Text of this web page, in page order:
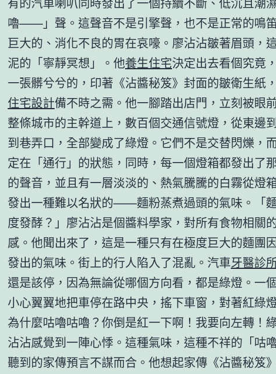
嚕——」聲。這聲音不是引擎聲，也不是正常的鳴
巨大的、消化不良的胃在哀嚎。廖沾沾皺著眉頭，
泥的「寧靜冥想」。他養生住宅決定出去看個究竟
一張髒兮兮的，印著《沾醬秘笈》封面的皺衛生紙
住宅設計備不時之需。他一腳踏出店門，立刻被眼
整條城市的主幹道上，數百個交通信號燈，從東邊
到巷弄口，全部變成了綠燈。它們不是交替閃爍，
定在「通行」的狀態，同時，每一個燈箱都發出了
的聲音，並且有一層淡淡的、熱氣騰騰的白霧從燈
發出一種難以名狀的——麵粉蒸煮過頭的氣味。「
度發酵？」廖沾沾是個醬料學家，對所有食物相關
感。他聞出來了，這是一種只有在極度巨大的麵團
發出的氣味。街上的行人陷入了混亂。汽車牙醫診
還是該停，因為無論從哪個方向看，都是綠燈。一
小心翼翼地把車停在路中央，搖下車窗，對著紅綠
為什麼咕嚕咕嚕？你倒是紅一下啊！我要向左轉！
沾沾感覺到一陣心悸。這種氣味，這種不祥的「咕
聽到的家傳預言不謀而合。他想起家傳《沾醬秘笈